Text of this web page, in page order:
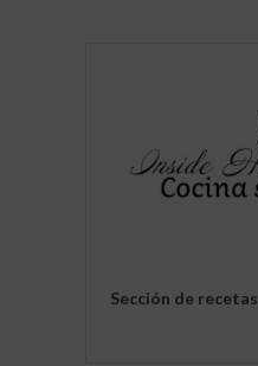
Sección de recetas